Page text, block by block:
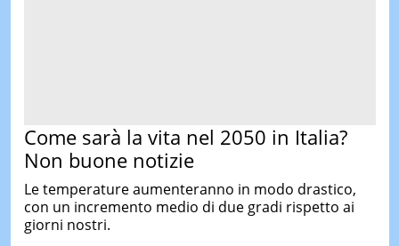
Come sarà la vita nel 2050 in Italia?
Non buone notizie
Le temperature aumenteranno in modo drastico,
con un incremento medio di due gradi rispetto ai
giorni nostri.